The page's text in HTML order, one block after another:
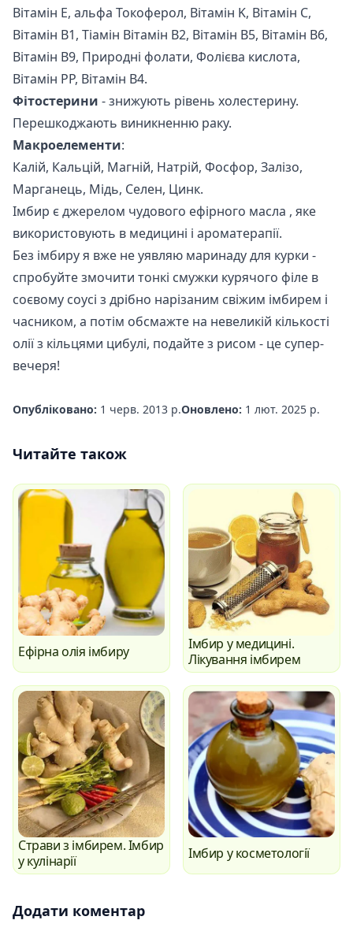
Вітамін E, альфа Токоферол, Вітамін K, Вітамін C,
Вітамін B1, Тіамін Вітамін B2, Вітамін B5, Вітамін B6,
Вітамін B9, Природні фолати, Фолієва кислота,
Вітамін PP, Вітамін B4.
Фітостерини - знижують рівень холестерину.
Перешкоджають виникненню раку.
Макроелементи:
Калій, Кальцій, Магній, Натрій, Фосфор, Залізо,
Марганець, Мідь, Селен, Цинк.
Імбир є джерелом чудового ефірного масла , яке
використовують в медицині і ароматерапії.
Без імбиру я вже не уявляю маринаду для курки -
спробуйте змочити тонкі смужки курячого філе в
соєвому соусі з дрібно нарізаним свіжим імбирем і
часником, а потім обсмажте на невеликій кількості
олії з кільцями цибулі, подайте з рисом - це супер-
вечеря!
Опубліковано: 1 черв. 2013 р.Оновлено: 1 лют. 2025 р.
Читайте також
Ефірна олія імбиру
Імбир у медицині.
Лікування імбирем
Страви з імбирем. Імбир
у кулінарії
Імбир у косметології
Додати коментар